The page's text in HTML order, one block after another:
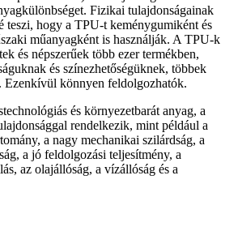
Fizikai tulajdonságainak
teszi, hogy a TPU-t keménygumiként és
műanyagként is használják. A TPU-k
és népszerűek több ezer termékben,
és színezhetőségüknek, többek
Ezenkívül könnyen feldolgozhatók.
és környezetbarát anyag, a
rendelkezik, mint például a
a nagy mechanikai szilárdság, a
a jó feldolgozási teljesítmény, a
az olajállóság, a vízállóság és a